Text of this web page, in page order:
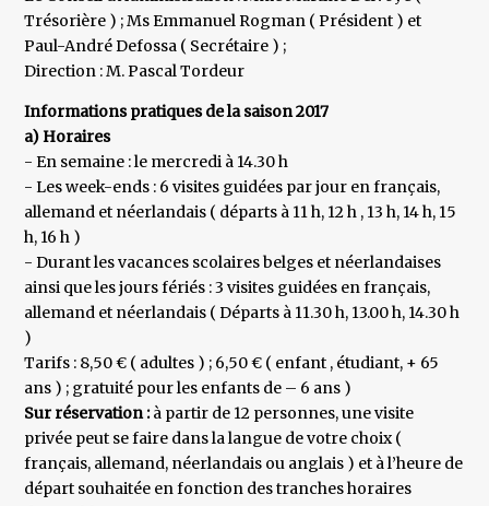
Trésorière ) ; Ms Emmanuel Rogman ( Président ) et
Paul-André Defossa ( Secrétaire ) ;
Direction : M. Pascal Tordeur
Informations pratiques de la saison 2017
a) Horaires
- En semaine : le mercredi à 14.30 h
- Les week-ends : 6 visites guidées par jour en français,
allemand et néerlandais ( départs à 11 h, 12 h , 13 h, 14 h, 15
h, 16 h )
- Durant les vacances scolaires belges et néerlandaises
ainsi que les jours fériés : 3 visites guidées en français,
allemand et néerlandais ( Départs à 11.30 h, 13.00 h, 14.30 h
)
Tarifs : 8,50 € ( adultes ) ; 6,50 € ( enfant , étudiant, + 65
ans ) ; gratuité pour les enfants de – 6 ans )
Sur réservation :à partir de 12 personnes, une visite
privée peut se faire dans la langue de votre choix (
français, allemand, néerlandais ou anglais ) et à l’heure de
départ souhaitée en fonction des tranches horaires